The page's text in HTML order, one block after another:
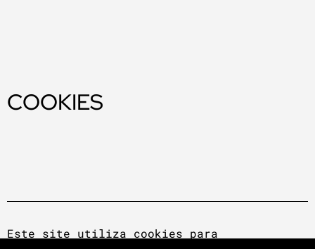
COOKIES
Este site utiliza cookies para